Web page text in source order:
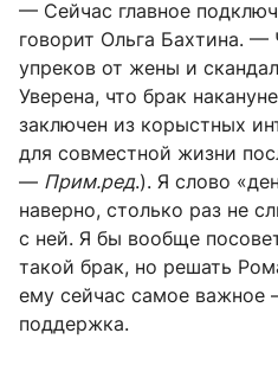
— Сейчас главное
говорит Ольга Бахтина. —
упреков от жены и
Уверена, что брак
заключен из корыстных
для совместной жизни
— Прим.ред.). Я слово
наверно, столько раз не
с ней. Я бы вообще
такой брак, но решать
ему сейчас самое важное
поддержка.